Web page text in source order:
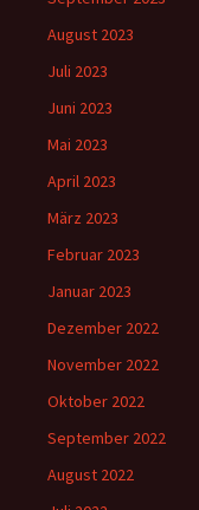
August 2023
Juli 2023
Juni 2023
Mai 2023
April 2023
März 2023
Februar 2023
Januar 2023
Dezember 2022
November 2022
Oktober 2022
September 2022
August 2022